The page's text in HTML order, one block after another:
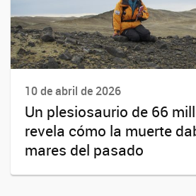
10 de abril de 2026
Un plesiosaurio de 66
revela cómo la muerte
mares del pasado